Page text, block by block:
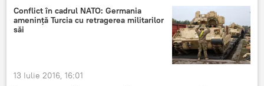
Conflict în cadrul NATO: Germania
amenință Turcia cu retragerea militarilor
săi
13 Iulie 2016, 16:01